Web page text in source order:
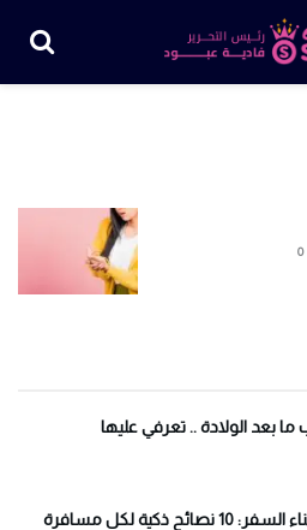
0
تجنب الوحدة أثناء السفر: 10 نصائح ذكية لكل مسافرة